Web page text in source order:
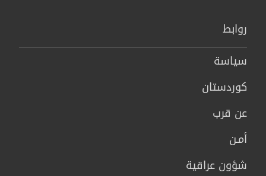
روابط
سیاسة
كوردستان
عن قرب
أمـن
شؤون عراقية